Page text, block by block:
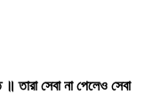
তারা সেবা না পেলেও সেবা